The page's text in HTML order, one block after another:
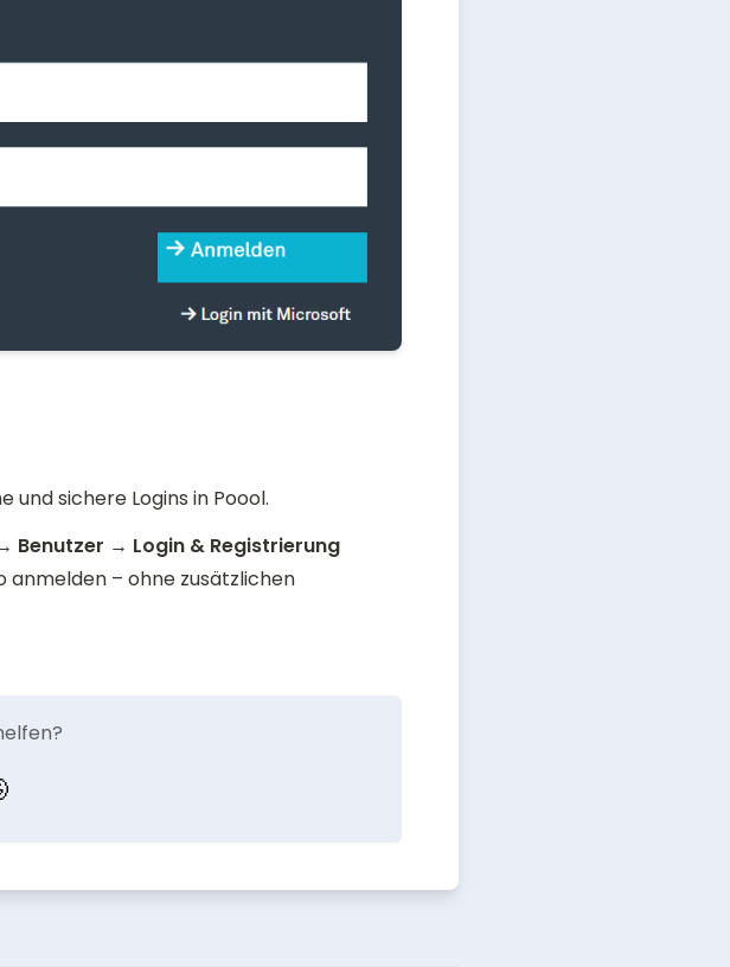
und sichere Logins in Poool.
Benutzer → Login & Registrierung
– ohne zusätzlichen